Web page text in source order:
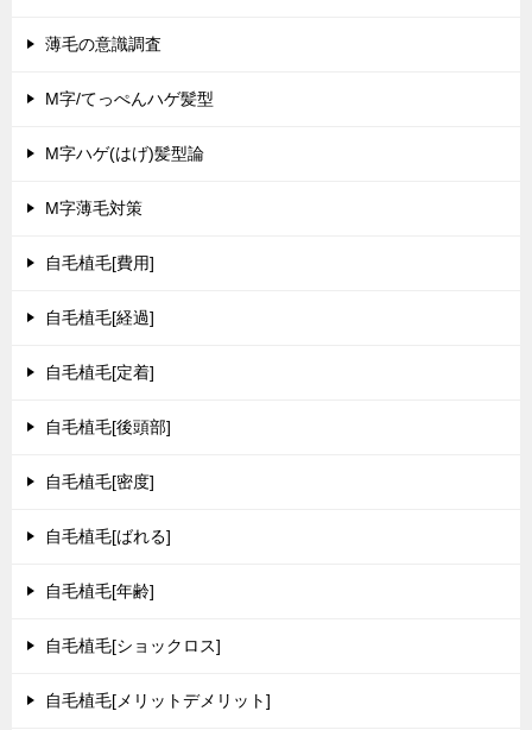
薄毛の意識調査
M字/てっぺんハゲ髪型
M字ハゲ(はげ)髪型論
M字薄毛対策
自毛植毛[費用]
自毛植毛[経過]
自毛植毛[定着]
自毛植毛[後頭部]
自毛植毛[密度]
自毛植毛[ばれる]
自毛植毛[年齢]
自毛植毛[ショックロス]
自毛植毛[メリットデメリット]